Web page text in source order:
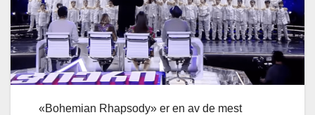
«Bohemian Rhapsody» er en av de mest